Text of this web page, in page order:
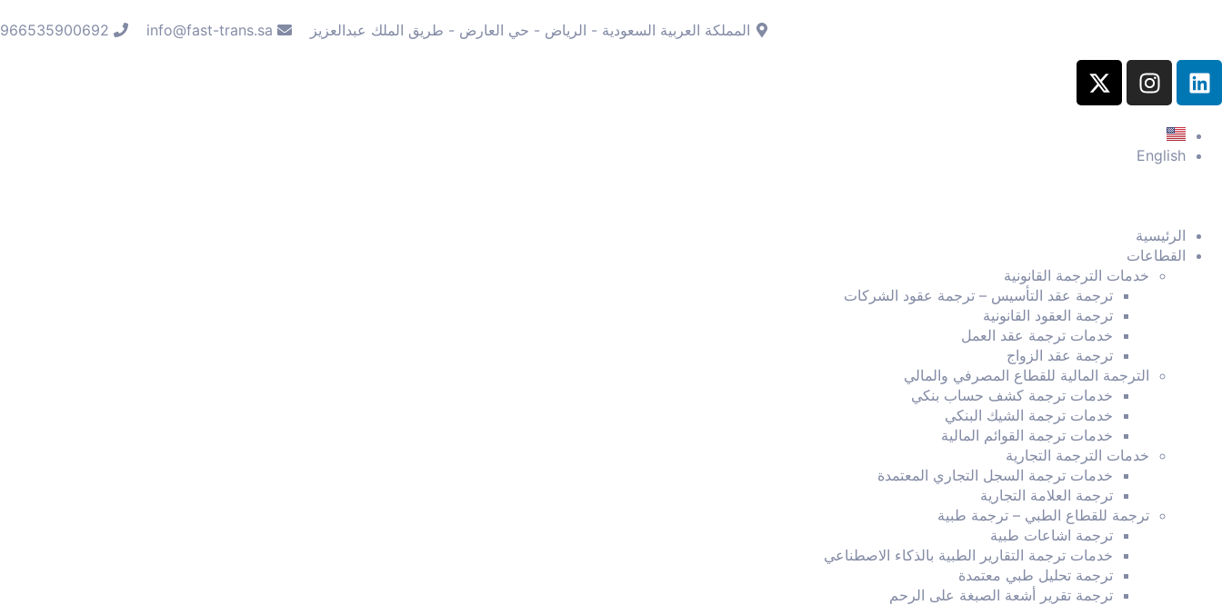
المملكة العربية السعودية - الرياض - حي العارض - طريق الملك عبدالعزيز info@fast-trans.sa
966535900692
English
الرئيسية
القطاعات
خدمات الترجمة القانونية
ترجمة عقد التأسيس – ترجمة عقود الشركات
ترجمة العقود القانونية
خدمات ترجمة عقد العمل
ترجمة عقد الزواج
الترجمة المالية للقطاع المصرفي والمالي
خدمات ترجمة كشف حساب بنكي
خدمات ترجمة الشيك البنكي
خدمات ترجمة القوائم المالية
خدمات الترجمة التجارية
خدمات ترجمة السجل التجاري المعتمدة
ترجمة العلامة التجارية
ترجمة للقطاع الطبي – ترجمة طبية
ترجمة اشاعات طبية
خدمات ترجمة التقارير الطبية بالذكاء الاصطناعي
ترجمة تحليل طبي معتمدة
ترجمة تقرير أشعة الصبغة على الرحم